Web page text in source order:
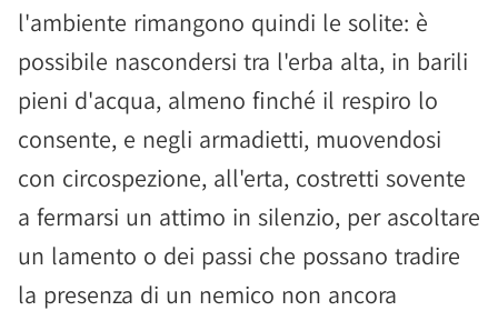
l'ambiente rimangono quindi le solite: è
possibile nascondersi tra l'erba alta, in barili
pieni d'acqua, almeno finché il respiro lo
consente, e negli armadietti, muovendosi
con circospezione, all'erta, costretti sovente
a fermarsi un attimo in silenzio, per ascoltare
un lamento o dei passi che possano tradire
la presenza di un nemico non ancora